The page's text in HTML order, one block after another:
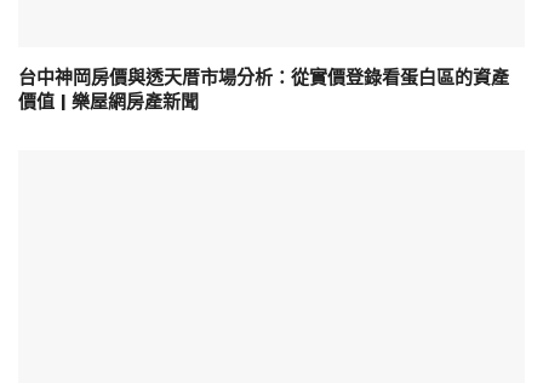
台中神岡房價與透天厝市場分析：從實價登錄看蛋白區的資產
價值 | 樂屋網房產新聞